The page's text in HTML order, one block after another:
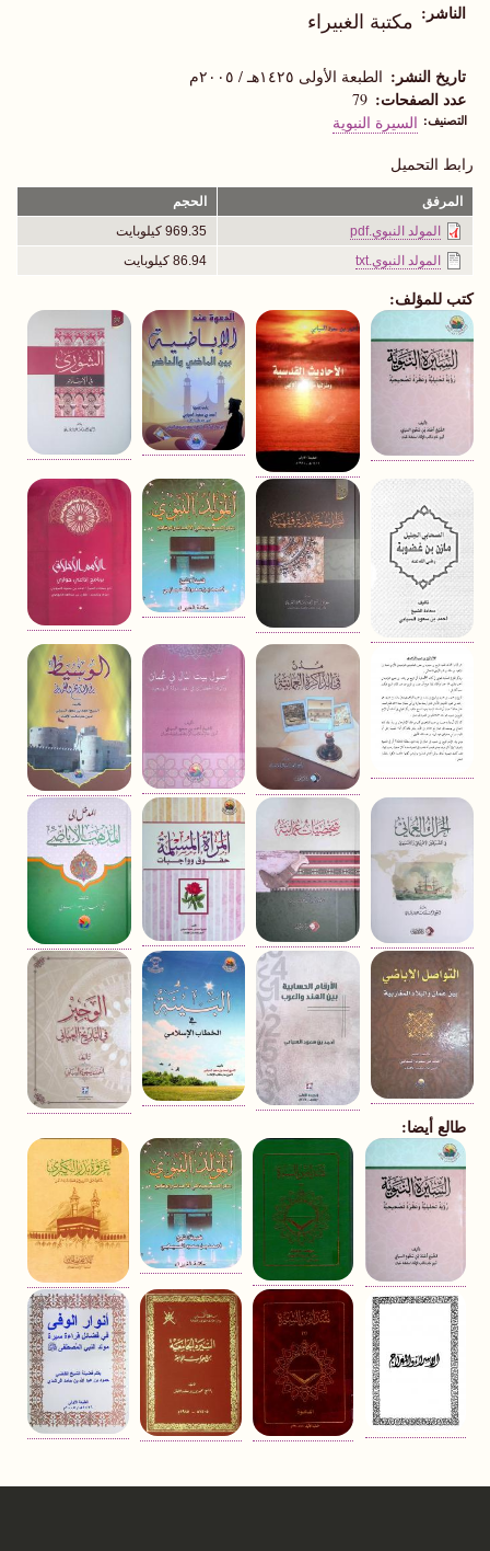
الناشر مكتبة الغبيراء
تاريخ النشر الطبعة الأولى ١٤٢٥هـ / ٢٠٠٥م
عدد الصفحات 79
التصنيف السيرة النبوية
رابط التحميل
المرفق
الحجم
المولد النبوي.pdf
969.35 كيلوبايت
المولد النبوي.txt
86.94 كيلوبايت
كتب للمؤلف:
طالع أيضا